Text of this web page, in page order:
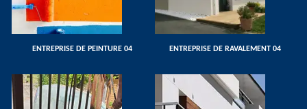
ENTREPRISE DE PEINTURE 04 ENTREPRISE DE RAVALEMENT 04